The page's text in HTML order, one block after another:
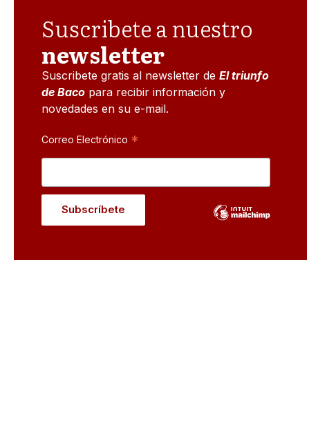
Suscribete a nuestro
newsletter
Suscribete gratis al newsletter deEl triunfo
de Baco para recibir información y
novedades en su e-mail.
Correo Electrónico *